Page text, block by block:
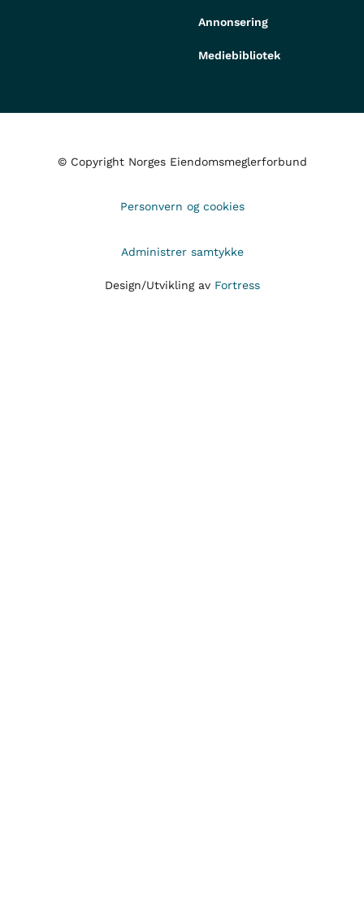
Annonsering
Mediebibliotek
© Copyright Norges Eiendomsmeglerforbund
Personvern og cookies
Administrer samtykke
Design/Utvikling av Fortress